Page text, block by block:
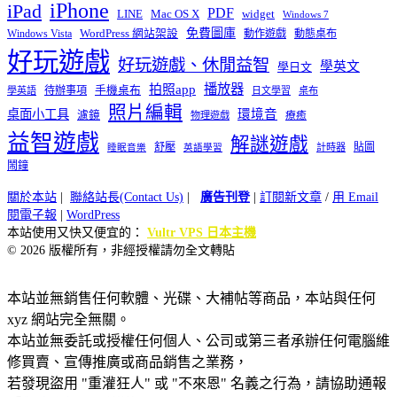
iPad iPhone LINE Mac OS X PDF widget Windows 7
Windows Vista WordPress 網站架設 免費圖庫 動作遊戲 動態桌布
好玩遊戲 好玩遊戲、休閒益智 學日文 學英文
學英語 待辦事項 手機桌布 拍照app 播放器 日文學習 桌布
桌面小工具 濾鏡 照片編輯 物理遊戲 環境音 療癒
益智遊戲 睡眠音樂 舒壓 英語學習 解謎遊戲 計時器
貼圖
鬧鐘
關於本站 聯絡站長(Contact Us) 廣告刊登| 訂閱新文章 / 用 Email
閱電子報
WordPress
本站使用又快又便宜的： Vultr VPS 日本主機
© 2026 版權所有，非經授權請勿全文轉貼
本站並無銷售任何軟體、光碟、大補帖等商品，本站與任何
xyz 網站完全無關。
本站並無委託或授權任何個人、公司或第三者承辦任何電腦維
修買賣、宣傳推廣或商品銷售之業務，
若發現盜用 "重灌狂人" 或 "不來恩" 名義之行為，請協助通報